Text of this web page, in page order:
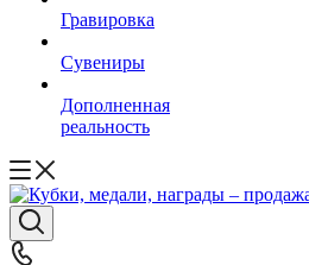
Гравировка
Сувениры
Дополненная
реальность